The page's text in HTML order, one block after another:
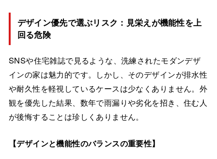
デザイン優先で選ぶリスク：見栄えが機能性を上
回る危険
SNSや住宅雑誌で見るような、洗練されたモダンデザ
インの家は魅力的です。しかし、そのデザインが排水性
や耐久性を軽視しているケースは少なくありません。外
観を優先した結果、数年で雨漏りや劣化を招き、住む人
が後悔することは珍しくありません。
【デザインと機能性のバランスの重要性】